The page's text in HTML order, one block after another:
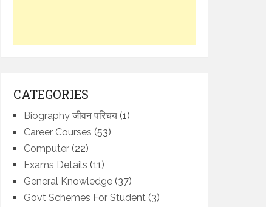
CATEGORIES
Biography जीवन परिचय (1)
Career Courses (53)
Computer (22)
Exams Details (11)
General Knowledge (37)
Govt Schemes For Student (3)